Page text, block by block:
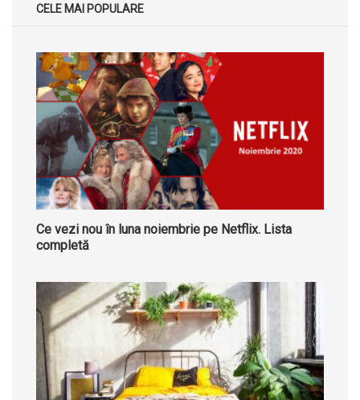
CELE MAI POPULARE
Ce vezi nou în luna noiembrie pe Netflix. Lista
completă